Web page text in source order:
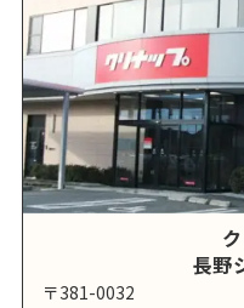
長野
〒381-0032